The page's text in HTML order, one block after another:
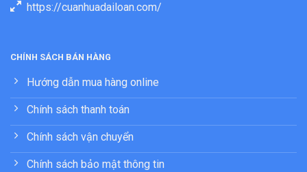
https://cuanhuadailoan.com/
CHÍNH SÁCH BÁN HÀNG
Hướng dẫn mua hàng online
Chính sách thanh toán
Chính sách vận chuyển
Chính sách bảo mật thông tin